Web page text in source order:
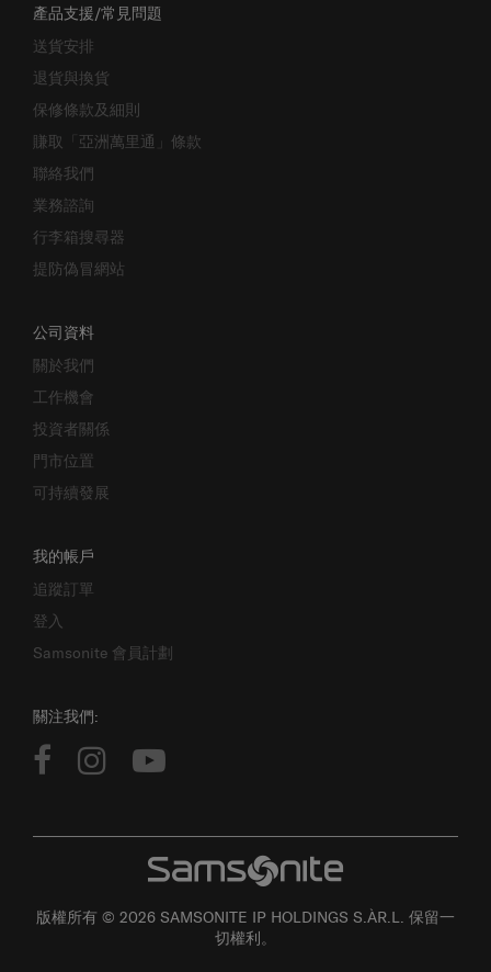
產品支援/常見問題
送貨安排
退貨與換貨
保修條款及細則
賺取「亞洲萬里通」條款
聯絡我們
業務諮詢
行李箱搜尋器
提防偽冒網站
公司資料
關於我們
工作機會
投資者關係
門市位置
可持續發展
我的帳戶
追蹤訂單
登入
Samsonite 會員計劃
關注我們:
版權所有 © 2026 SAMSONITE IP HOLDINGS S.ÀR.L. 保留一
切權利。